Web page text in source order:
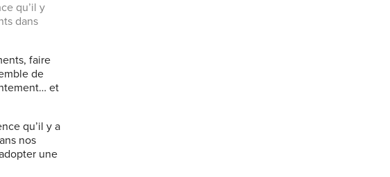
qu’il y
dans
faire
de
et
qu’il y a
nos
une